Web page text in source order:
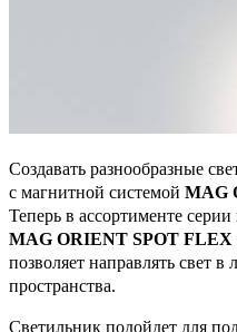
Создавать разнообразные
с магнитной системой MAG
Теперь в ассортименте
MAG ORIENT SPOT FLEX
позволяет направлять свет
пространства.
Светильник подойдет для